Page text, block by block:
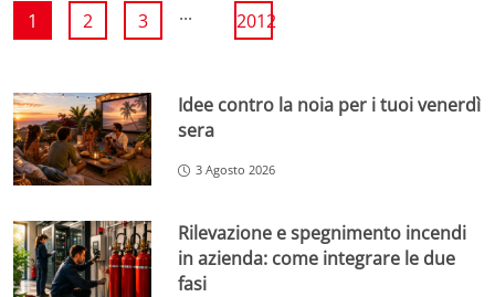
1 2 3 ... 2012
Idee contro la noia per i tuoi venerdì
sera
3 Agosto 2026
Rilevazione e spegnimento incendi
in azienda: come integrare le due
fasi